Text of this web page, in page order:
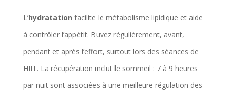
L’hydratation facilite le métabolisme lipidique et aide
à contrôler l’appétit. Buvez régulièrement, avant,
pendant et après l’effort, surtout lors des séances de
HIIT. La récupération inclut le sommeil : 7 à 9 heures
par nuit sont associées à une meilleure régulation des